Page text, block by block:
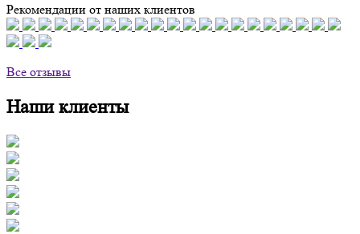
Рекомендации от наших клиентов
Все отзывы
Наши клиенты